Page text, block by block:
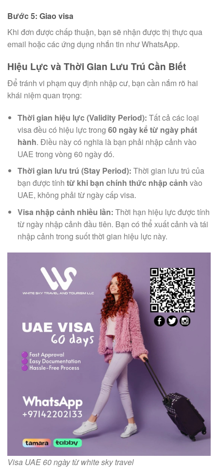
Bước 5: Giao visa
Khi đơn được chấp thuận, bạn sẽ nhận được thị thực qua
email hoặc các ứng dụng nhắn tin như WhatsApp.
Hiệu Lực và Thời Gian Lưu Trú Cần Biết
Để tránh vi phạm quy định nhập cư, bạn cần nắm rõ hai
khái niệm quan trọng:
Thời gian hiệu lực (Validity Period): Tất cả các loại
visa đều có hiệu lực trong 60 ngày kể từ ngày phát
hành. Điều này có nghĩa là bạn phải nhập cảnh vào
UAE trong vòng 60 ngày đó.
Thời gian lưu trú (Stay Period): Thời gian lưu trú của
bạn được tính từ khi bạn chính thức nhập cảnh vào
UAE, không phải từ ngày cấp visa.
Visa nhập cảnh nhiều lần: Thời hạn hiệu lực được tính
từ ngày nhập cảnh đầu tiên. Bạn có thể xuất cảnh và tái
nhập cảnh trong suốt thời gian hiệu lực này.
Visa UAE 60 ngày từ white sky travel